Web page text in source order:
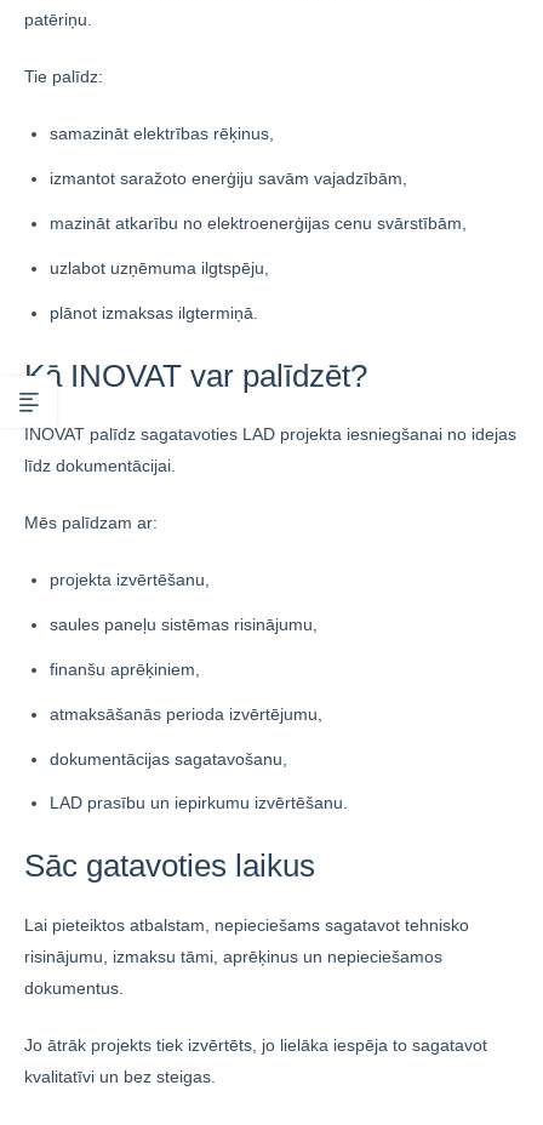
patēriņu.
Tie palīdz:
samazināt elektrības rēķinus,
izmantot saražoto enerģiju savām vajadzībām,
mazināt atkarību no elektroenerģijas cenu svārstībām,
uzlabot uzņēmuma ilgtspēju,
plānot izmaksas ilgtermiņā.
Kā INOVAT var palīdzēt?
INOVAT palīdz sagatavoties LAD projekta iesniegšanai no idejas
līdz dokumentācijai.
Mēs palīdzam ar:
projekta izvērtēšanu,
saules paneļu sistēmas risinājumu,
finanšu aprēķiniem,
atmaksāšanās perioda izvērtējumu,
dokumentācijas sagatavošanu,
LAD prasību un iepirkumu izvērtēšanu.
Sāc gatavoties laikus
Lai pieteiktos atbalstam, nepieciešams sagatavot tehnisko
risinājumu, izmaksu tāmi, aprēķinus un nepieciešamos
dokumentus.
Jo ātrāk projekts tiek izvērtēts, jo lielāka iespēja to sagatavot
kvalitatīvi un bez steigas.